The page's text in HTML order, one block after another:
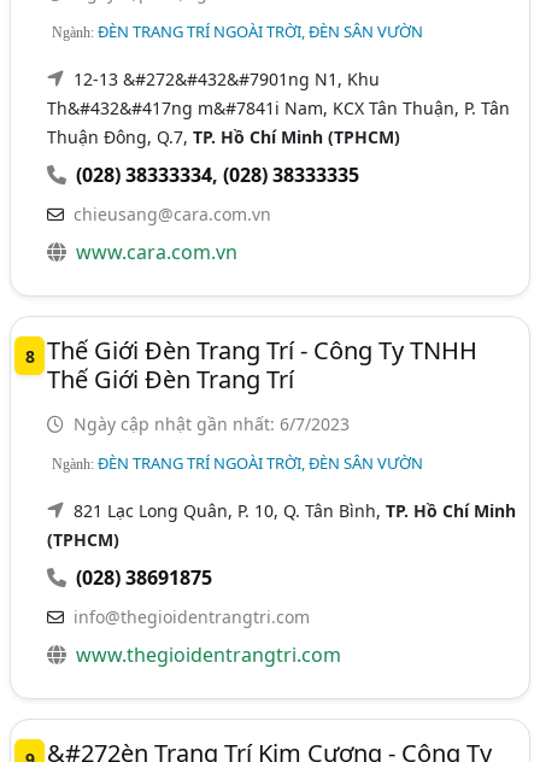
Ngành:ĐÈN TRANG TRÍ NGOÀI TRỜI, ĐÈN SÂN VƯỜN
12-13 &#272&#432&#7901ng N1, Khu
Th&#432&#417ng m&#7841i Nam, KCX Tân Thuận, P. Tân
Thuận Đông, Q.7,TP. Hồ Chí Minh (TPHCM)
(028) 38333334,(028) 38333335
chieusang@cara.com.vn
www.cara.com.vn
8 Thế Giới Đèn Trang Trí - Công Ty TNHH
Thế Giới Đèn Trang Trí
Ngày cập nhật gần nhất: 6/7/2023
Ngành:ĐÈN TRANG TRÍ NGOÀI TRỜI, ĐÈN SÂN VƯỜN
821 Lạc Long Quân, P. 10, Q. Tân Bình,TP. Hồ Chí Minh
(TPHCM)
(028) 38691875
info@thegioidentrangtri.com
www.thegioidentrangtri.com
&#272èn Trang Trí Kim Cương - Công Ty